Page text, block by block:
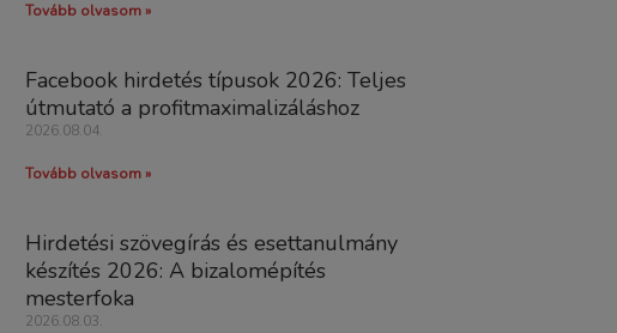
Tovább olvasom »
Facebook hirdetés típusok 2026: Teljes
útmutató a profitmaximalizáláshoz
2026.08.04.
Tovább olvasom »
Hirdetési szövegírás és esettanulmány
készítés 2026: A bizalomépítés
mesterfoka
2026.08.03.